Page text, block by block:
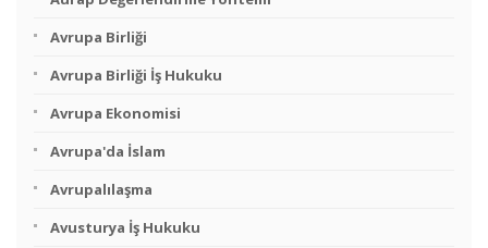
Avrupa Birliği
Avrupa Birliği İş Hukuku
Avrupa Ekonomisi
Avrupa'da İslam
Avrupalılaşma
Avusturya İş Hukuku